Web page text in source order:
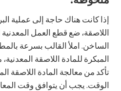
إذا كانت هناك حاجة إلى عملية
اللاصقة، ضع قطع العمل
الساخن. املأ القالب بسرعة
المبكرة للمادة اللاصقة
تأكد من معالجة المادة اللاصقة
الوقت. يجب أن يتوافق وقت